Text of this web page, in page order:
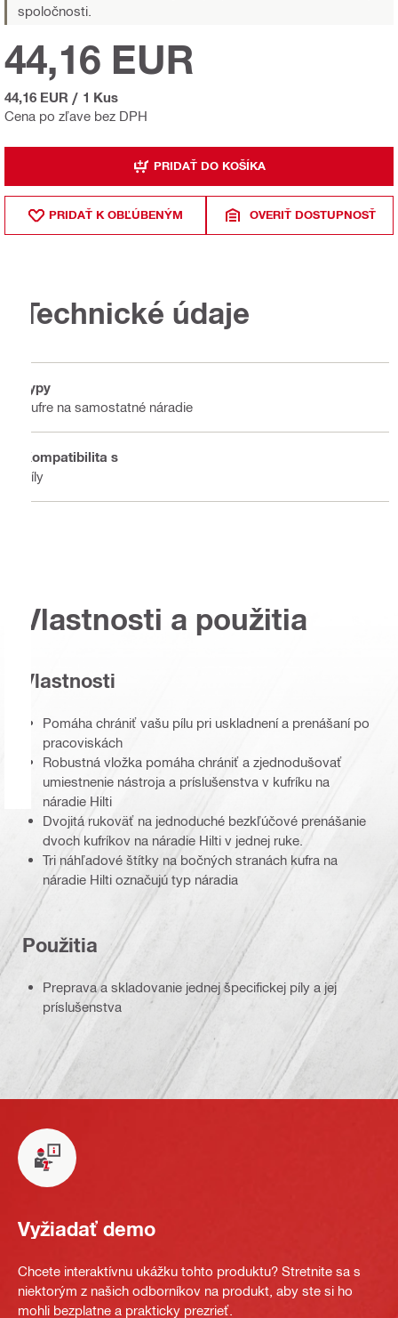
spoločnosti.
Cena po zľave bez DPH
44,16 EUR
44,16 EUR / 1 Kus
PRIDAŤ DO KOŠÍKA
PRIDAŤ K OBĽÚBENÝM OVERIŤ DOSTUPNOSŤ
Technické údaje
Typy
Kufre na samostatné náradie
Kompatibilita s
Píly
Vlastnosti a použitia
Vlastnosti
Pomáha chrániť vašu pílu pri uskladnení a prenášaní po
pracoviskách
Robustná vložka pomáha chrániť a zjednodušovať
umiestnenie nástroja a príslušenstva v kufríku na
náradie Hilti
Dvojitá rukoväť na jednoduché bezkľúčové prenášanie
dvoch kufríkov na náradie Hilti v jednej ruke.
Tri náhľadové štítky na bočných stranách kufra na
náradie Hilti označujú typ náradia
Použitia
Preprava a skladovanie jednej špecifickej píly a jej
príslušenstva
Vyžiadať demo
Chcete interaktívnu ukážku tohto produktu? Stretnite sa s
niektorým z našich odborníkov na produkt, aby ste si ho
mohli bezplatne a prakticky prezrieť.